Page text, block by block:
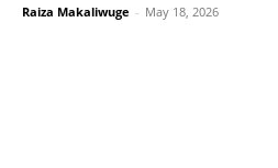
Raiza Makaliwuge - May 18, 2026